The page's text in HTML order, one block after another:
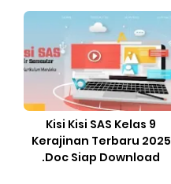
Kisi Kisi SAS Kelas 9
Kerajinan Terbaru 2025
.Doc Siap Download